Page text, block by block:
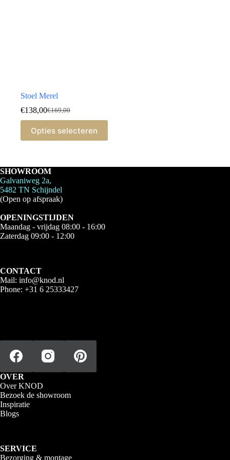
Stoel Merel
€169,00
Oorspronkelijke
was:
€169,00.
€138,00Huidige
is:
€138,00.
Opties selecteren
Dit
product
heeft
Deze
optie
kan
gekozen
op
de
productpagina
SHOWROOM
Galvaniweg 2a,
5482 TN Schijndel
(Open op afspraak)
OPENINGSTIJDEN
Maandag - vrijdag 08:00 - 16:00
Zaterdag 09:00 - 12:00
CONTACT
Mail: info@knod.nl
Phone: +31 6 25333427
OVER
Over KNOD
Bezoek de showroom
Inspiratie
Blogs
SERVICE
Bezorging & montage